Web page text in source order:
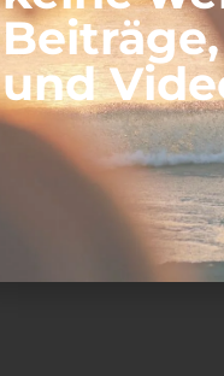
In einer
Die Rückkehr
und